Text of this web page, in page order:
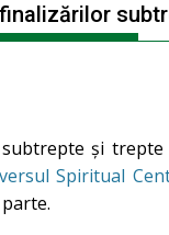
subtrepte și
Spiritual